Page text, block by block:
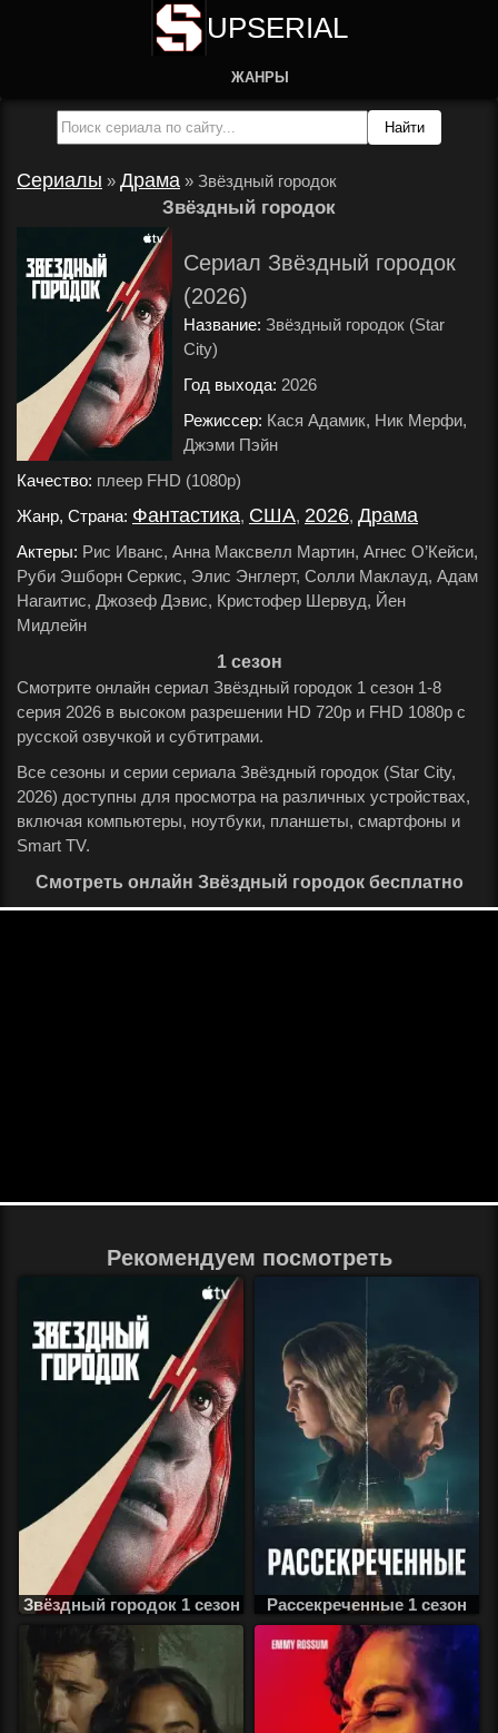
UPSERIAL
ЖАНРЫ
Сериалы » Драма » Звёздный городок
Звёздный городок
Сериал Звёздный городок
(2026)
Название: Звёздный городок (Star
City)
Год выхода: 2026
Режиссер: Кася Адамик, Ник Мерфи,
Джэми Пэйн
Качество: плеер FHD (1080p)
Жанр, Страна: Фантастика, США, 2026, Драма
Актеры: Рис Иванс, Анна Максвелл Мартин, Агнес О’Кейси,
Руби Эшборн Серкис, Элис Энглерт, Солли Маклауд, Адам
Нагаитис, Джозеф Дэвис, Кристофер Шервуд, Йен
Мидлейн
1 сезон
Смотрите онлайн сериал Звёздный городок 1 сезон 1-8
серия 2026 в высоком разрешении HD 720p и FHD 1080p с
русской озвучкой и субтитрами.
Все сезоны и серии сериала Звёздный городок (Star City,
2026) доступны для просмотра на различных устройствах,
включая компьютеры, ноутбуки, планшеты, смартфоны и
Smart TV.
Смотреть онлайн Звёздный городок бесплатно
Рекомендуем посмотреть
Звёздный городок 1 сезон Рассекреченные 1 сезон